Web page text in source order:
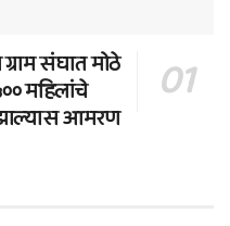
ग्राम संघात मोठे
महिलांचे
झाल्यास आमरण